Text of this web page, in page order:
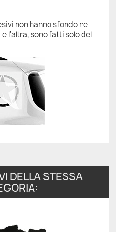
non hanno sfondo ne
l'altra, sono fatti solo del
DELLA STESSA